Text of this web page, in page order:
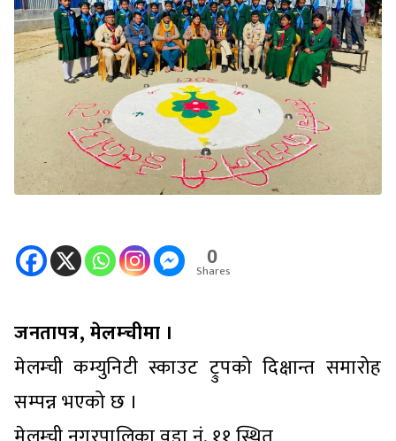
0
Shares
जनतापत्र, मेलम्चीमा ।
मेलम्ची कम्युनिटी स्काउट ट्रुपको दिक्षान्त समारोह
सम्पन्न भएको छ ।